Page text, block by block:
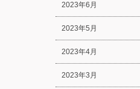
2023年6月
2023年5月
2023年4月
2023年3月